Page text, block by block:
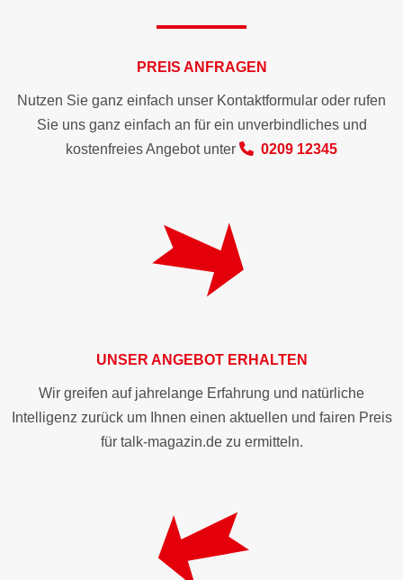
PREIS ANFRAGEN
Nutzen Sie ganz einfach unser Kontaktformular oder rufen
Sie uns ganz einfach an für ein unverbindliches und
kostenfreies Angebot unter
0209 12345
UNSER ANGEBOT ERHALTEN
Wir greifen auf jahrelange Erfahrung und natürliche
Intelligenz zurück um Ihnen einen aktuellen und fairen Preis
für talk-magazin.de zu ermitteln.